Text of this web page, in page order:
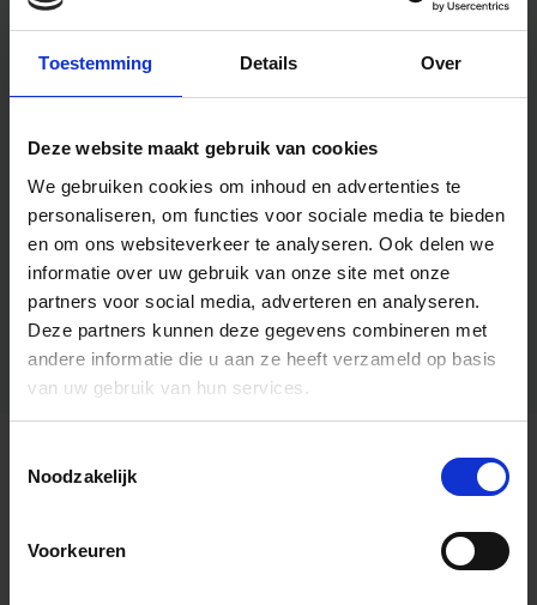
Toestemming Details Over
Deze website maakt gebruik van cookies
We gebruiken cookies om inhoud en advertenties te
personaliseren, om functies voor sociale media te bieden
en om ons websiteverkeer te analyseren. Ook delen we
informatie over uw gebruik van onze site met onze
partners voor social media, adverteren en analyseren.
Deze partners kunnen deze gegevens combineren met
andere informatie die u aan ze heeft verzameld op basis
van uw gebruik van hun services.
Noodzakelijk
Voorkeuren
Algemene informatie